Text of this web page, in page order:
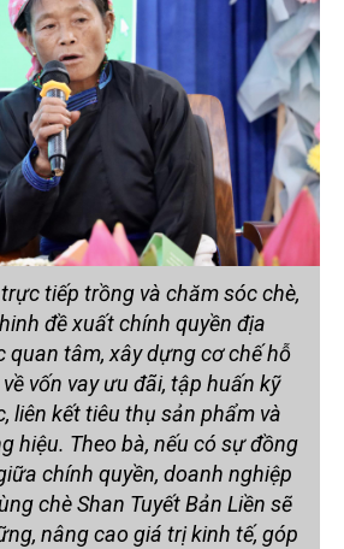
tiếp trồng và chăm sóc chè,
đề xuất chính quyền địa
quan tâm, xây dựng cơ chế hỗ
vốn vay ưu đãi, tập huấn kỹ
liên kết tiêu thụ sản phẩm và
hiệu. Theo bà, nếu có sự đồng
chính quyền, doanh nghiệp
chè Shan Tuyết Bản Liền sẽ
nâng cao giá trị kinh tế, góp